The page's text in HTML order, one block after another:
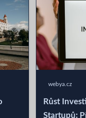
webya.cz
Růst
Startupů: